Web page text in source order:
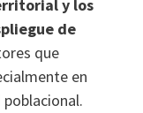
y los
de
que
en